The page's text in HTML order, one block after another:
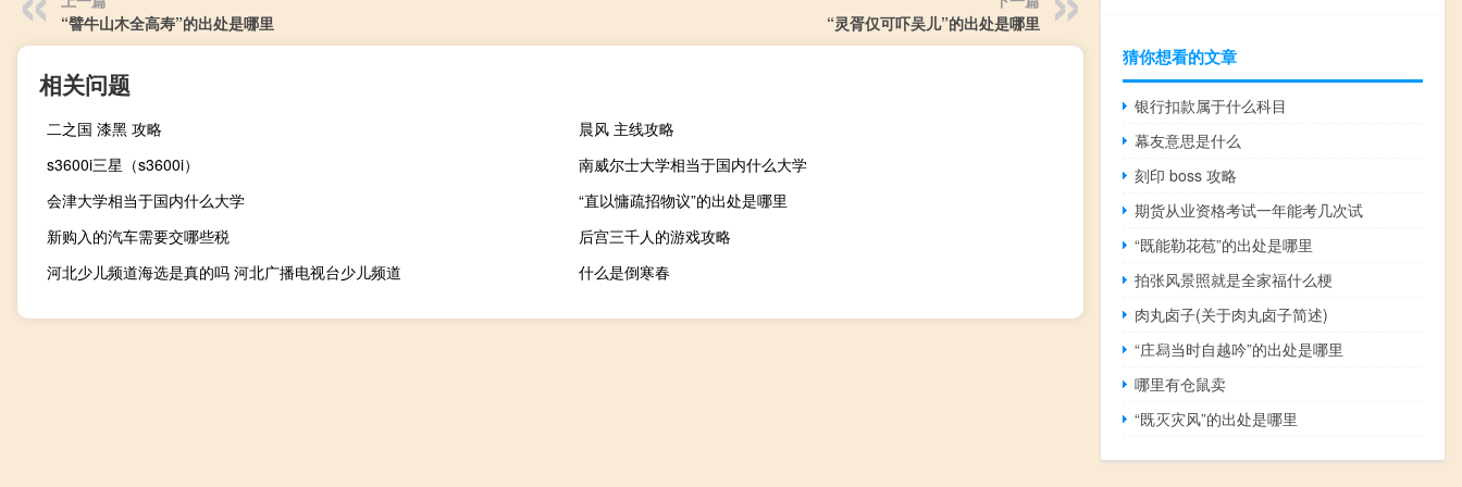
“譬牛山木全高寿”的出处是哪里
“灵胥仅可吓吴儿”的出处是哪里
相关问题
二之国 漆黑 攻略
晨风 主线攻略
s3600i三星（s3600i）
南威尔士大学相当于国内什么大学
会津大学相当于国内什么大学
“直以慵疏招物议”的出处是哪里
新购入的汽车需要交哪些税
后宫三千人的游戏攻略
河北少儿频道海选是真的吗 河北广播电视台少儿频道
什么是倒寒春
猜你想看的文章
银行扣款属于什么科目
幕友意思是什么
刻印 boss 攻略
期货从业资格考试一年能考几次试
“既能勒花苞”的出处是哪里
拍张风景照就是全家福什么梗
肉丸卤子(关于肉丸卤子简述)
“庄舄当时自越吟”的出处是哪里
哪里有仓鼠卖
“既灭灾风”的出处是哪里